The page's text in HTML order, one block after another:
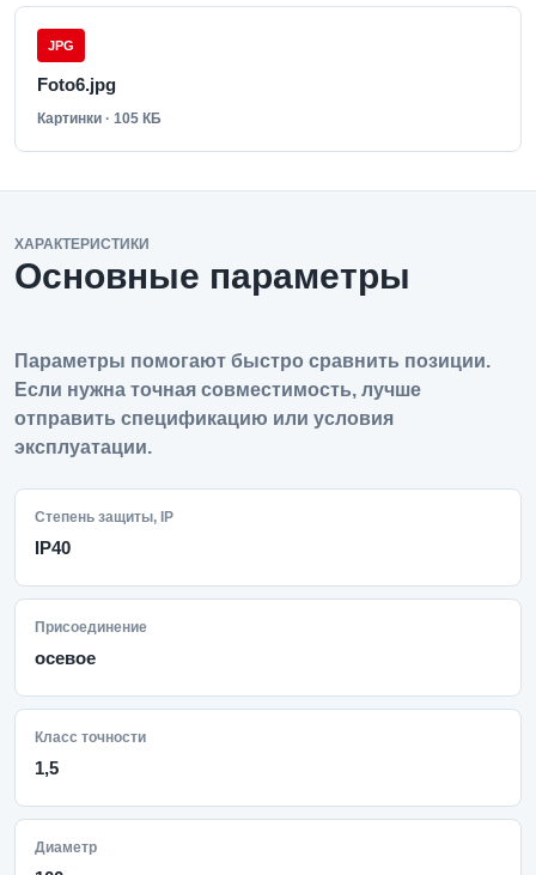
JPG
Foto6.jpg
Картинки · 105 КБ
ХАРАКТЕРИСТИКИ
Основные параметры
Параметры помогают быстро сравнить позиции.
Если нужна точная совместимость, лучше
отправить спецификацию или условия
эксплуатации.
Степень защиты, IP
IP40
Присоединение
осевое
Класс точности
1,5
Диаметр